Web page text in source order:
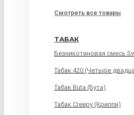
Смотреть все товары
ТАБАК
Безникотиновая смесь
Табак 420 (Четыре
Табак Buta (Бута)
Табак Creepy (Криппи)